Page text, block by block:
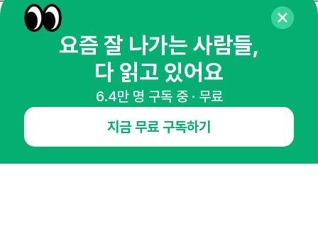
매주 화요일 아침,
마케팅 감각을 깨워 드릴게요!
65,043명의 마케터를 성장시키는 뉴스레터
요즘 잘 나가는 사람들,
다 읽고 있어요
6.4만 명 구독 중 · 무료
지금 무료 구독하기